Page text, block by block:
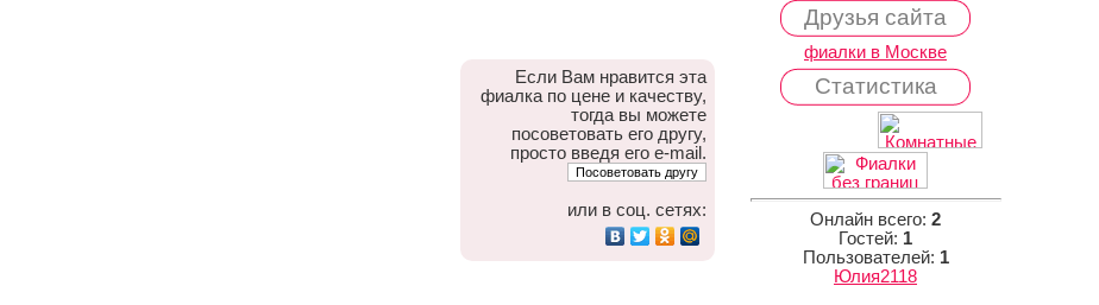
Если Вам нравится эта
фиалка по цене и качеству,
тогда вы можете
посоветовать его другу,
просто введя его e-mail.
или в соц. сетях:
Друзья сайта
фиалки в Москве
Статистика
Онлайн всего: 2
Гостей: 1
Пользователей: 1
Юлия2118